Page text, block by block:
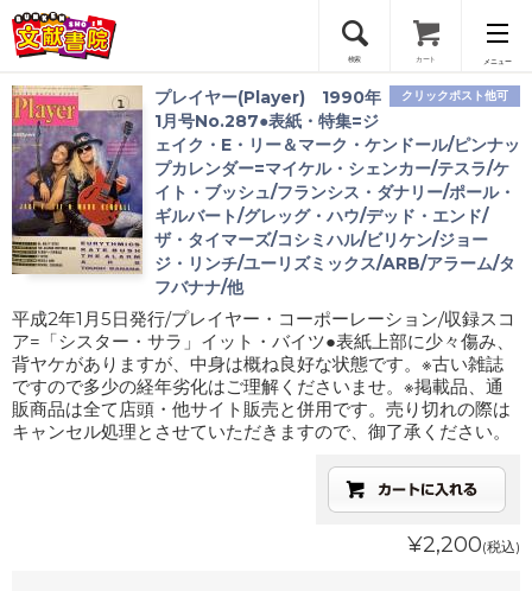
検索 カート メニュー
会員登録
ログイン
クリックポスト他可
プレイヤー(Player) 1990年
1月号No.287●表紙・特集=ジ
ェイク・E・リー＆マーク・ケンドール/ピンナッ
プカレンダー=マイケル・シェンカー/テスラ/ケ
イト・ブッシュ/フランシス・ダナリー/ポール・
ギルバート/グレッグ・ハウ/デッド・エンド/
ザ・タイマーズ/コシミハル/ビリケン/ジョー
ジ・リンチ/ユーリズミックス/ARB/アラーム/タ
フバナナ/他
平成2年1月5日発行/プレイヤー・コーポーレーション/収録スコ
ア=「シスター・サラ」イット・バイツ●表紙上部に少々傷み、
背ヤケがありますが、中身は概ね良好な状態です。※古い雑誌
ですので多少の経年劣化はご理解くださいませ。※掲載品、通
販商品は全て店頭・他サイト販売と併用です。売り切れの際は
キャンセル処理とさせていただきますので、御了承ください。
¥2,200(税込)